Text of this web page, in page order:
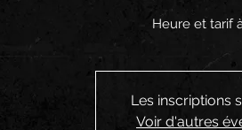
Heure et tarif
Les inscriptions
Voir d'autres